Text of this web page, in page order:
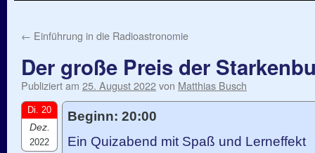
← Einführung in die Radioastronomie
Der große Preis der
Publiziert am 25. August 2022von Matthias Busch
Di. 20
Dez.
2022
Beginn: 20:00
Ein Quizabend mit Spaß und Lerneffekt